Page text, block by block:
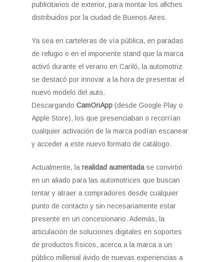
publicitarios de exterior, para montar los afiches
distribuidos por la ciudad de Buenos Aires.
Ya sea en carteleras de vía pública, en paradas
de refugio o en el imponente stand que la marca
activó durante el verano en Cariló, la automotriz
se destacó por innovar a la hora de presentar el
nuevo modelo del auto.
Descargando CamOnApp (desde Google Play o
Apple Store), los que presenciaban o recorrían
cualquier activación de la marca podían escanear
y acceder a este nuevo formato de catálogo.
Actualmente, larealidad aumentadase convirtió
en un aliado para las automotrices que buscan
tentar y atraer a compradores desde cualquier
punto de contacto y sin necesariamente estar
presente en un concesionario. Además, la
articulación de soluciones digitales en soportes
de productos físicos, acerca a la marca a un
público millenial ávido de nuevas experiencias a